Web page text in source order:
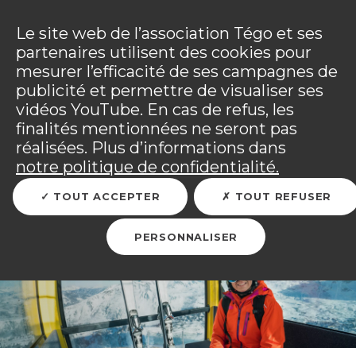
adhérents sinistrés et les personnels mobilisés.
Tous les détails dansvotre espace adhérent.
Vous êtes sur le site Tégo
Vacances à la montagne ?
Limitez les risques,
maximisez le plaisir !
Le site web de l’association Tégo et ses
partenaires utilisent des cookies pour
mesurer l’efficacité de ses campagnes de
publicité et permettre de visualiser ses
vidéos YouTube. En cas de refus, les
finalités mentionnées ne seront pas
réalisées. Plus d’informations dans
notre politique de confidentialité.
TOUT ACCEPTER TOUT REFUSER
PERSONNALISER